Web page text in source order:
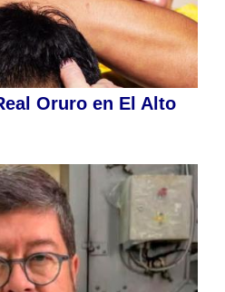
Oruro en El Alto